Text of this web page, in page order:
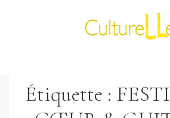
Étiquette :